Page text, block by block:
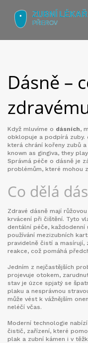
Dásně –
Když mluvíme o dásních,
obklopuje a podpírá zuby.
která chrání kořeny zubů
known as gingiva, they
Správná péče o dásně je
problémům, které mohou
Co dělá
Zdravé dásně mají
krvácení při čištění. Tyto
dentální péče, každodenní
používání mezizubních
pravidelně čistí a masírují,
reakce, což pomáhá
Jedním z nejčastějších
projevuje otokem,
stav je úzce spjatý se
plaku a nesprávnou
může vést k vážnějším
neléčí včas.
Moderní technologie
čistič, zařízení, které
plak a zubní kámen i v